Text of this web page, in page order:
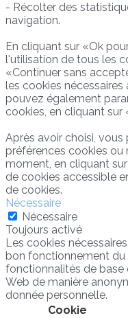
- Récolter des
navigation.
En cliquant sur «Ok
l'utilisation de tous les
«Continuer sans
les cookies
pouvez également
cookies, en cliquant sur
Après avoir choisi,
préférences cookies
moment, en cliquant
de cookies accessible
de cookies.
Nécessaire
Nécessaire
Toujours activé
Les cookies
bon fonctionnement du
fonctionnalités de base
Web de manière
donnée personnelle.
Cookie